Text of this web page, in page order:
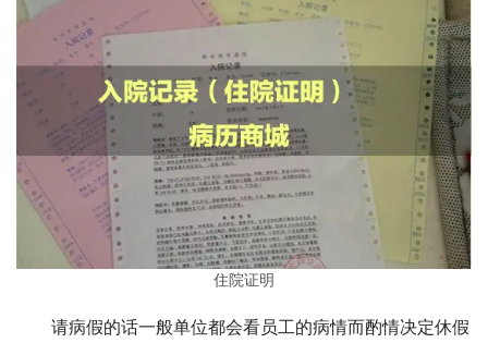
住院证明
请病假的话一般单位都会看员工的病情而酌情决定休假